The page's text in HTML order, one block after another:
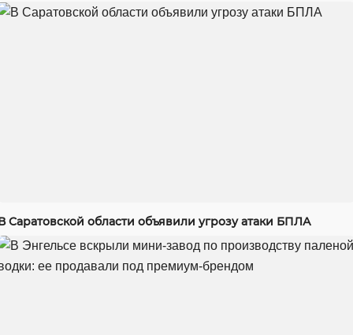
Саратовской области объявили угрозу атаки БПЛА